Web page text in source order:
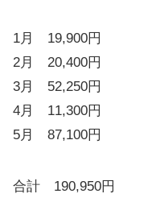
1月 19,900円
2月 20,400円
3月 52,250円
4月 11,300円
5月 87,100円
合計 190,950円